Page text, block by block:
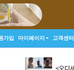
가입 마이페이지 고객센터